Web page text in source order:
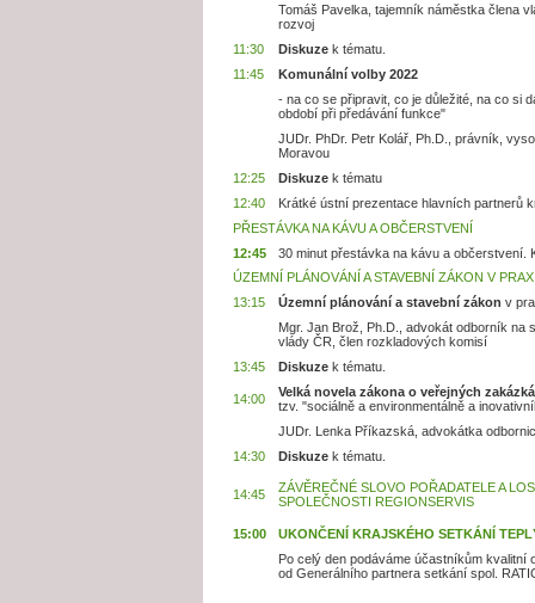
Tomáš Pavelka, tajemník náměstka člena
rozvoj
11:30
Diskuzek tématu.
11:45
Komunální volby 2022
- na co se připravit, co je důležité, na co si
období při předávání funkce"
JUDr. PhDr. Petr Kolář, Ph.D., právník,
Moravou
12:25
Diskuzek tématu
12:40
Krátké ústní prezentace hlavních partnerů
PŘESTÁVKA NA KÁVU A OBČERSTVENÍ
12:45
30 minut přestávka na kávu a občerstvení.
ÚZEMNÍ PLÁNOVÁNÍ A STAVEBNÍ ZÁKON V
13:15
Územní plánování a stavební zákon v
Mgr. Jan Brož, Ph.D., advokát odborník
vlády ČR, člen rozkladových komisí
13:45
Diskuzek tématu.
14:00
Velká novela zákona o veřejných
tzv. "sociálně a environmentálně a
JUDr. Lenka Příkazská, advokátka
14:30
Diskuzek tématu.
14:45
ZÁVĚREČNÉ SLOVO POŘADATELE A
SPOLEČNOSTI REGIONSERVIS
15:00
UKONČENÍ KRAJSKÉHO SETKÁNÍ
Po celý den podáváme účastníkům
od Generálního partnera setkání spol.